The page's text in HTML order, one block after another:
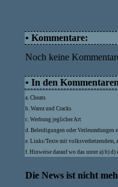
• Kommentare:
Noch keine
• In den
a. Cheats
b. Warez und Cracks
c. Werbung jeglicher Art
d. Beleidigungen oder Verleumdungen
e. Links/Texte mit volksverhetzendem,
f. Hinweise darauf wo das unter a) b)
Die News ist nicht